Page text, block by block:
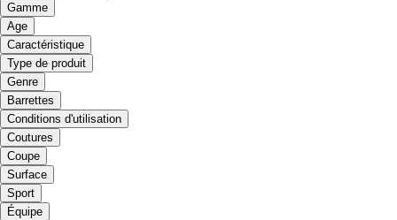
Gamme
Age
Caractéristique
Type de produit
Genre
Barrettes
Conditions d'utilisation
Coutures
Coupe
Surface
Sport
Équipe